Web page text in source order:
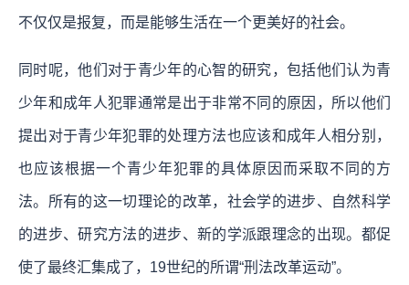
不仅仅是报复，而是能够生活在一个更美好的社会。
同时呢，他们对于青少年的心智的研究，包括他们认为青
少年和成年人犯罪通常是出于非常不同的原因，所以他们
提出对于青少年犯罪的处理方法也应该和成年人相分别，
也应该根据一个青少年犯罪的具体原因而采取不同的方
法。所有的这一切理论的改革，社会学的进步、自然科学
的进步、研究方法的进步、新的学派跟理念的出现。都促
使了最终汇集成了，19世纪的所谓“刑法改革运动”。